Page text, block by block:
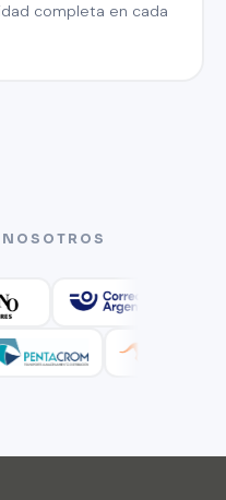
completa en cada